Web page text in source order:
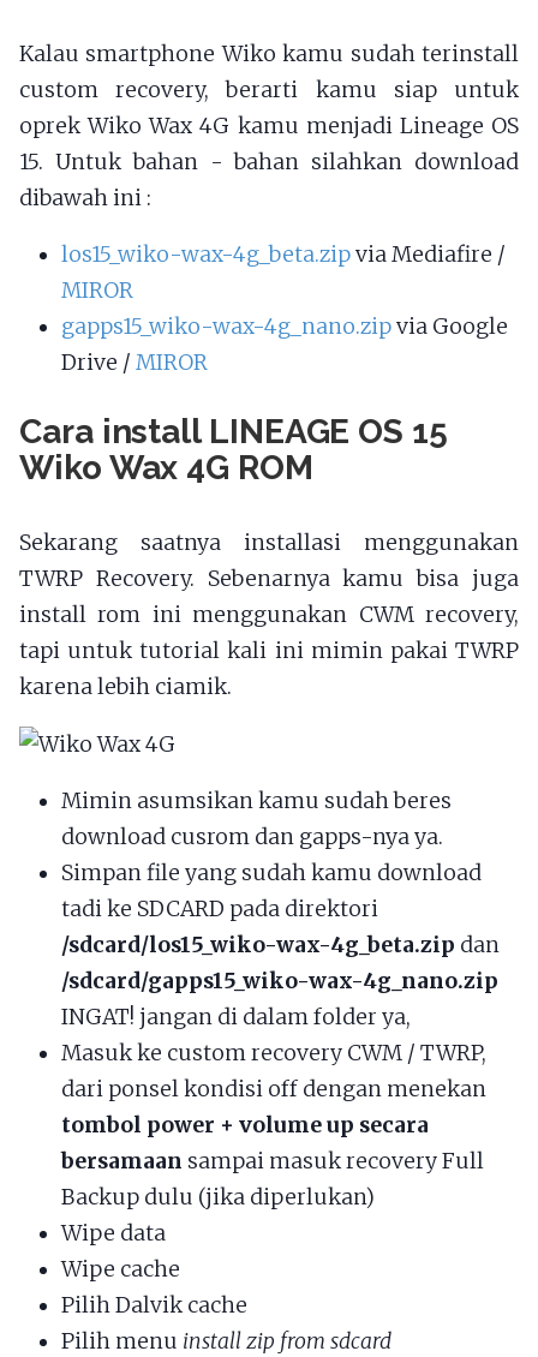
Kalau smartphone Wiko kamu sudah terinstall
custom recovery, berarti kamu siap untuk
oprek Wiko Wax 4G kamu menjadi Lineage OS
15. Untuk bahan - bahan silahkan download
dibawah ini :
los15_wiko-wax-4g_beta.zipvia Mediafire /
MIROR
gapps15_wiko-wax-4g_nano.zipvia Google
Drive /MIROR
Cara install LINEAGE OS 15
Wiko Wax 4G ROM
Sekarang saatnya installasi menggunakan
TWRP Recovery. Sebenarnya kamu bisa juga
install rom ini menggunakan CWM recovery,
tapi untuk tutorial kali ini mimin pakai TWRP
karena lebih ciamik.
Mimin asumsikan kamu sudah beres
download cusrom dan gapps-nya ya.
Simpan file yang sudah kamu download
tadi ke SDCARD pada direktori
/sdcard/los15_wiko-wax-4g_beta.zip dan
/sdcard/gapps15_wiko-wax-4g_nano.zip
INGAT! jangan di dalam folder ya,
Masuk ke custom recovery CWM / TWRP,
dari ponsel kondisi off dengan menekan
tombol power + volume up secara
bersamaan sampai masuk recovery Full
Backup dulu (jika diperlukan)
Wipe data
Wipe cache
Pilih Dalvik cache
Pilih menu install zip from sdcard